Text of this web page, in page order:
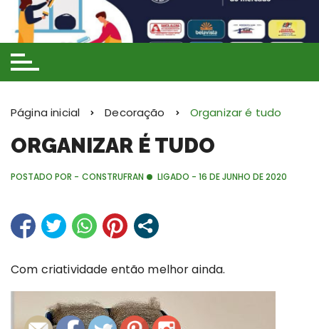
para
o
conteúdo
Página inicial Decoração Organizar é tudo
ORGANIZAR É TUDO
POSTADO POR - CONSTRUFRAN LIGADO -16 DE JUNHO DE 2020
Com criatividade então melhor ainda.